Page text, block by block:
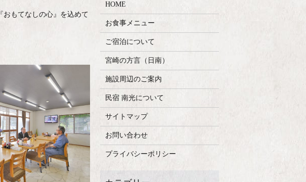
おもてなしの心』を込めて
HOME
お食事メニュー
ご宿泊について
宮崎の方言（日南）
施設周辺のご案内
民宿 南光について
サイトマップ
お問い合わせ
プライバシーポリシー